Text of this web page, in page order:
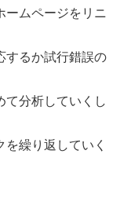
ームページをリニ
するか試行錯誤の
て分析していくし
繰り返していく